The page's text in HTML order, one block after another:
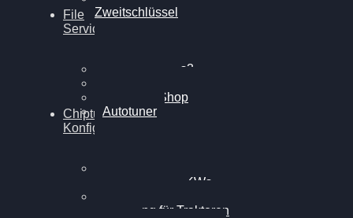
Zweitschlüssel
File
Service
Alientech Kess3
Alientech Shop
Autotuner
Chiptuning
Konfigurator
Chiptuning für PKWs
Chiptuning für Traktoren